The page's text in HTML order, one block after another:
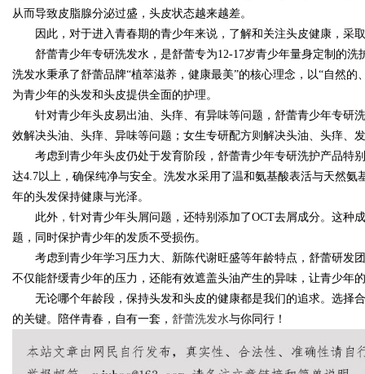
d
从而导致皮脂腺分泌过盛，头皮状态越来越差。
因此，对于进入青春期的青少年来说，了解和关注头皮健康，采
舒蕾青少年专研洗发水，是舒蕾专为12-17岁青少年量身定制的
洗发水秉承了舒蕾品牌“植萃滋养，健康最美”的核心理念，以“自然
为青少年的头发和头皮提供全面的护理。
针对青少年头皮易出油、头痒、有异味等问题，舒蕾青少年专研
效解决头油、头痒、异味等问题；女生专研配方则解决头油、头痒、
考虑到青少年头皮仍处于发育阶段，舒蕾青少年专研洗护产品特
达4.7以上，确保纯净与安全。洗发水采用了温和氨基酸表活与天然
年的头发保持健康与光泽。
此外 ， 针对青少年头屑问题，还特别添加了OCT去屑成分。这种
题，同时保护青少年的发质不受损伤。
考虑到青少年学习压力大、新陈代谢旺盛等年龄特点，舒蕾研发
不仅能舒缓青少年的压力，还能有效遮盖头油产生的异味，让青少年
无论哪个年龄段，保持头发和头皮的健康都是我们的追求。选择
的关键。陪伴青春，自有一套， 舒蕾洗发水与你同行！